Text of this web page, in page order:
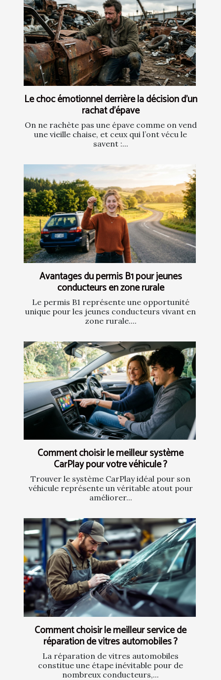
Le choc émotionnel derrière la décision d’un
rachat d’épave
On ne rachète pas une épave comme on vend
une vieille chaise, et ceux qui l’ont vécu le
savent :...
Avantages du permis B1 pour jeunes
conducteurs en zone rurale
Le permis B1 représente une opportunité
unique pour les jeunes conducteurs vivant en
zone rurale....
Comment choisir le meilleur système
CarPlay pour votre véhicule ?
Trouver le système CarPlay idéal pour son
véhicule représente un véritable atout pour
améliorer...
Comment choisir le meilleur service de
réparation de vitres automobiles ?
La réparation de vitres automobiles
constitue une étape inévitable pour de
nombreux conducteurs,...